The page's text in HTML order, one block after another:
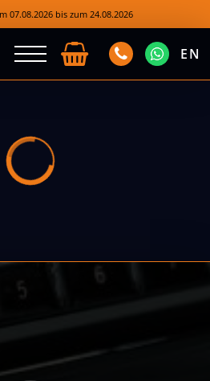
07.08.2026 bis zum 24.08.2026
EN